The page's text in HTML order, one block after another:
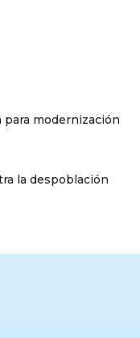
modernización
la despoblación